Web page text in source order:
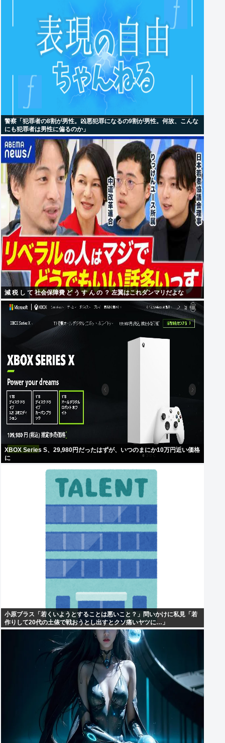
警察「犯罪者の8割が男性。凶悪犯罪になるの9割が男性。何故、こんな
にも犯罪者は男性に偏るのか」
減 税 し て 社会保障費 ど う す ん の ？ 左翼はこれダンマリだよな
XBOX Series S、29,980円だったはずが、いつのまにか10万円近い価格
に
小原ブラス「若くいようとすることは悪いこと？」問いかけに私見「若
作りして20代の土俵で戦おうとし出すとクソ痛いヤツに…」